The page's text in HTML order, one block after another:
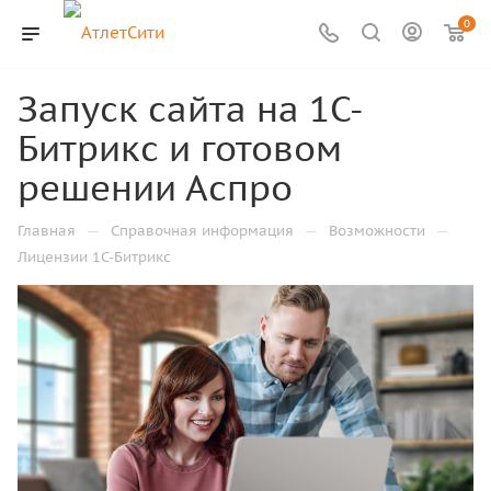
0
Запуск сайта на 1С-
Битрикс и готовом
решении Аспро
Главная — Справочная информация — Возможности —
Лицензии 1С-Битрикс